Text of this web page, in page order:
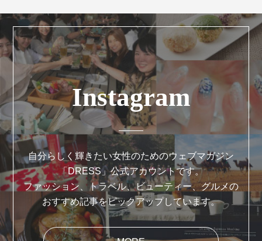
Instagram
自分らしく輝きたい女性のためのウェブマガジン
「DRESS」公式アカウントです。
ファッション、トラベル、ビューティー、グルメの
おすすめ記事をピックアップしています。